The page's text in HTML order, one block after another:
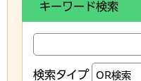
キーワード検索
検索タイプ